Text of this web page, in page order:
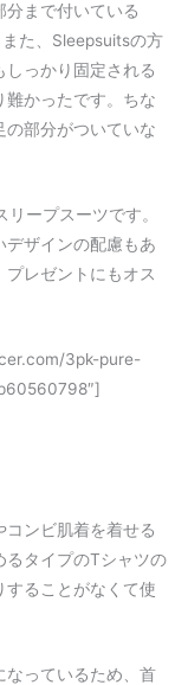
分まで付いている
た、Sleepsuitsの方
っかり固定される
難かったです。ちな
部分がついていな
ープスーツです。
デザインの配慮もあ
プレゼントにもオス
3pk-pure-
ンビ肌着を着せる
るタイプのTシャツの
することがなくて使
なっているため、首